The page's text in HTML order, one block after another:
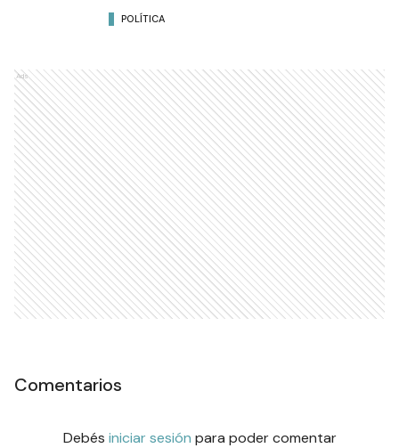
POLÍTICA
Ads
Comentarios
Debés iniciar sesión para poder comentar